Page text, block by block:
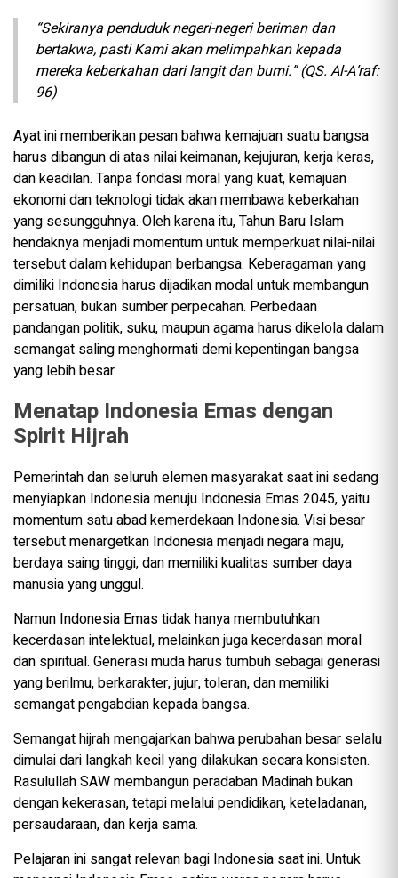
“Sekiranya penduduk negeri-negeri beriman dan
bertakwa, pasti Kami akan melimpahkan kepada
mereka keberkahan dari langit dan bumi.” (QS. Al-A’raf:
96)
Ayat ini memberikan pesan bahwa kemajuan suatu bangsa
harus dibangun di atas nilai keimanan, kejujuran, kerja keras,
dan keadilan. Tanpa fondasi moral yang kuat, kemajuan
ekonomi dan teknologi tidak akan membawa keberkahan
yang sesungguhnya. Oleh karena itu, Tahun Baru Islam
hendaknya menjadi momentum untuk memperkuat nilai-nilai
tersebut dalam kehidupan berbangsa. Keberagaman yang
dimiliki Indonesia harus dijadikan modal untuk membangun
persatuan, bukan sumber perpecahan. Perbedaan
pandangan politik, suku, maupun agama harus dikelola dalam
semangat saling menghormati demi kepentingan bangsa
yang lebih besar.
Menatap Indonesia Emas dengan
Spirit Hijrah
Pemerintah dan seluruh elemen masyarakat saat ini sedang
menyiapkan Indonesia menuju Indonesia Emas 2045, yaitu
momentum satu abad kemerdekaan Indonesia. Visi besar
tersebut menargetkan Indonesia menjadi negara maju,
berdaya saing tinggi, dan memiliki kualitas sumber daya
manusia yang unggul.
Namun Indonesia Emas tidak hanya membutuhkan
kecerdasan intelektual, melainkan juga kecerdasan moral
dan spiritual. Generasi muda harus tumbuh sebagai generasi
yang berilmu, berkarakter, jujur, toleran, dan memiliki
semangat pengabdian kepada bangsa.
Semangat hijrah mengajarkan bahwa perubahan besar selalu
dimulai dari langkah kecil yang dilakukan secara konsisten.
Rasulullah SAW membangun peradaban Madinah bukan
dengan kekerasan, tetapi melalui pendidikan, keteladanan,
persaudaraan, dan kerja sama.
Pelajaran ini sangat relevan bagi Indonesia saat ini. Untuk